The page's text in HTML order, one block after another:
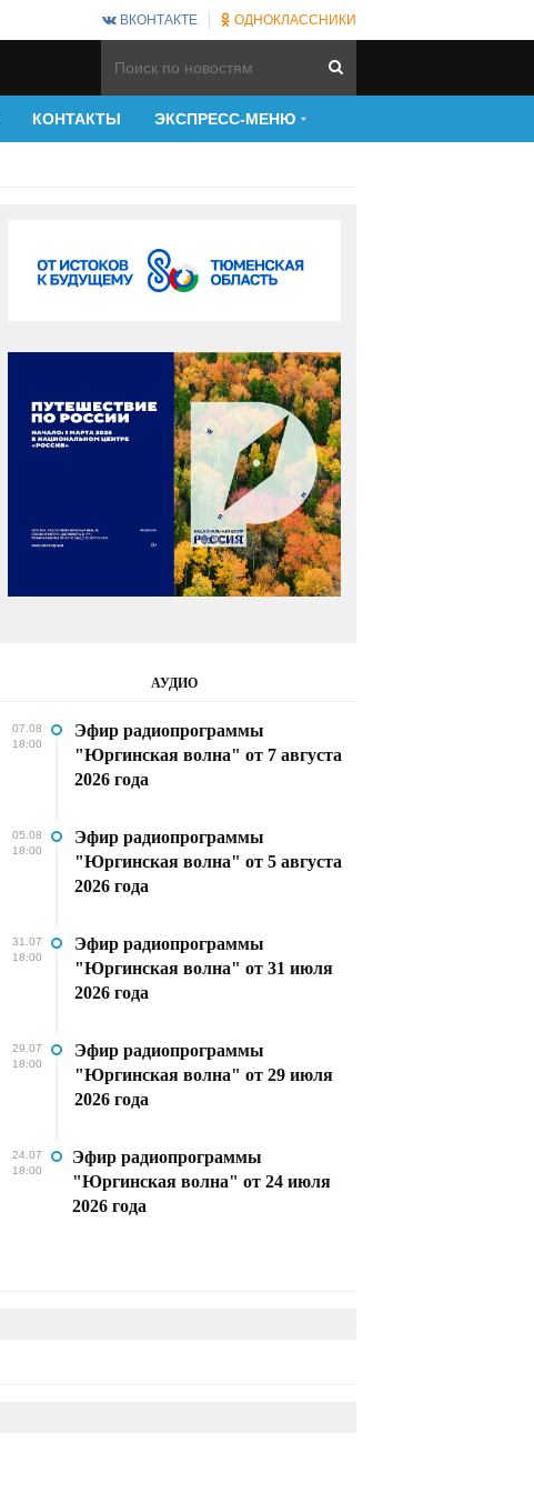
ВКОНТАКТЕ ОДНОКЛАССНИКИ
КОНТАКТЫ ЭКСПРЕСС-МЕНЮ
АУДИО
07.08
18:00
Эфир радиопрограммы
"Юргинская волна" от 7 августа
2026 года
05.08
18:00
Эфир радиопрограммы
"Юргинская волна" от 5 августа
2026 года
31.07
18:00
Эфир радиопрограммы
"Юргинская волна" от 31 июля
2026 года
29.07
18:00
Эфир радиопрограммы
"Юргинская волна" от 29 июля
2026 года
24.07
18:00
Эфир радиопрограммы
"Юргинская волна" от 24 июля
2026 года